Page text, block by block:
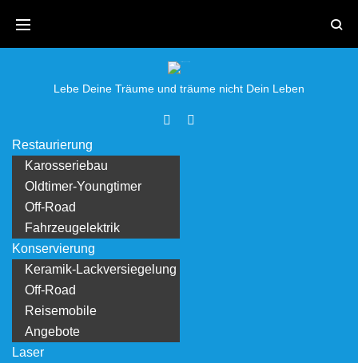
content
Lebe Deine Träume und träume nicht Dein Leben
Restaurierung
Karosseriebau
Oldtimer-Youngtimer
Off-Road
Fahrzeugelektrik
Konservierung
Keramik-Lackversiegelung
Off-Road
Reisemobile
Angebote
Laser